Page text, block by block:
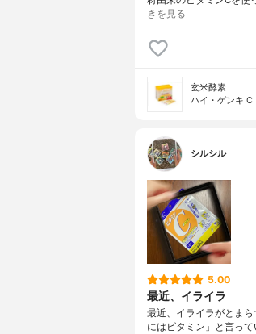
きを見る
玄米酵素
ハイ・ゲンキ C
シルシル
5.00
最近、イライラ
最近、イライラがとま
にはビタミン」と言っ